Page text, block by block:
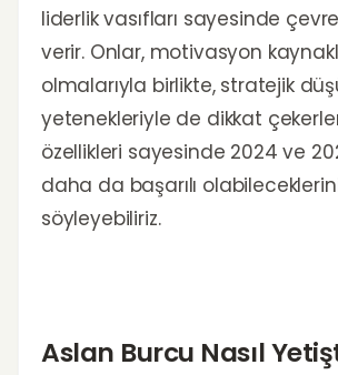
liderlik vasıfları sayesinde
verir. Onlar, motivasyon
olmalarıyla birlikte, stratejik
yetenekleriyle de dikkat
özellikleri sayesinde 2024 ve
daha da başarılı
söyleyebiliriz.
Aslan Burcu Nasıl